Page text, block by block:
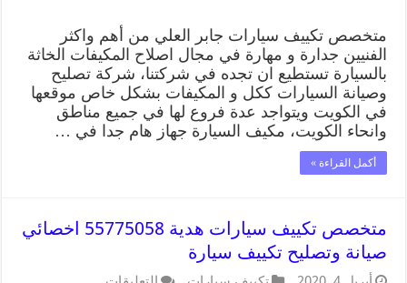
متخصص تكييف سيارات جابر العلي من أهم واكثر
الفنيين جدارة و مهارة في مجال اصلاح المكيفات الخاثة
بالسيارة تستطيع ان تجده في شركتنا، شركة تصليح
وصيانة السيارات ككل و المكيفات بشكل خاص موقعها
في الكويت ويتواجد عدة فروع لها في جميع مناطق
وانحاء الكويت، مكيف السيارة جهاز هام جدا في …
أكمل القراءة »
متخصص تكييف سيارات هدية 55775058 اخصائي
صيانة وتصليح تكييف سيارة